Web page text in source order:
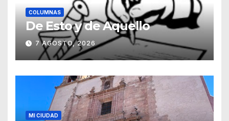
COLUMNAS
De Esto y de Aquello
7 AGOSTO, 2026
MI CIUDAD